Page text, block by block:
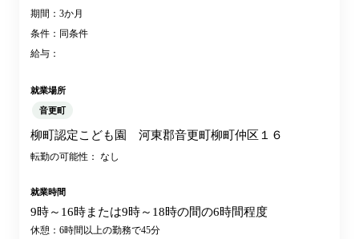
期間：3か月
条件：同条件
給与：
就業場所
音更町
柳町認定こども園 河東郡音更町柳町仲区１６
転勤の可能性： なし
就業時間
9時～16時または9時～18時の間の6時間程度
休憩：6時間以上の勤務で45分